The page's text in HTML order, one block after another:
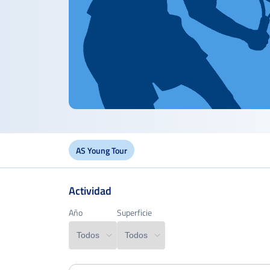
AS Young Tour
Edad
Año Superficie
Actividad
Año Superficie